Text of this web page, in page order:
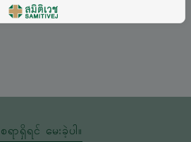
ဘာသာစကား
ရာရှိရင် မေးခဲ့ပါ။